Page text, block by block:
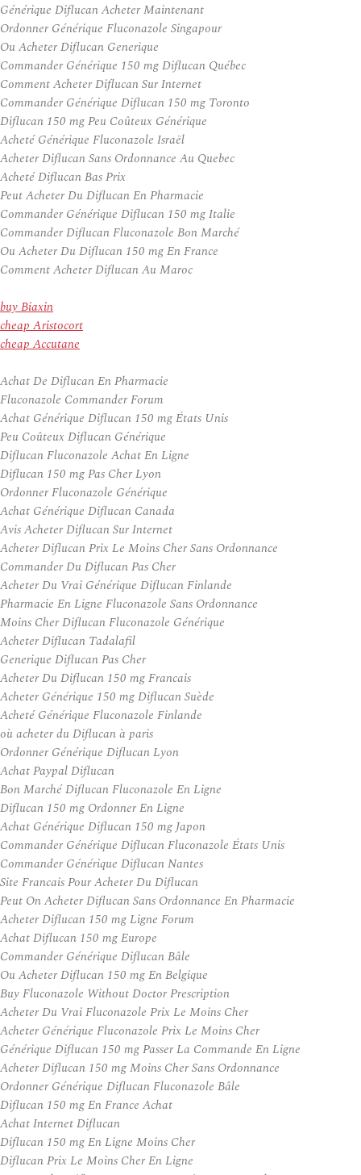
Générique Diflucan Acheter Maintenant
Ordonner Générique Fluconazole Singapour
Ou Acheter Diflucan Generique
Commander Générique 150 mg Diflucan Québec
Comment Acheter Diflucan Sur Internet
Commander Générique Diflucan 150 mg Toronto
Diflucan 150 mg Peu Coûteux Générique
Acheté Générique Fluconazole Israël
Acheter Diflucan Sans Ordonnance Au Quebec
Acheté Diflucan Bas Prix
Peut Acheter Du Diflucan En Pharmacie
Commander Générique Diflucan 150 mg Italie
Commander Diflucan Fluconazole Bon Marché
Ou Acheter Du Diflucan 150 mg En France
Comment Acheter Diflucan Au Maroc
buy Biaxin
cheap Aristocort
cheap Accutane
Achat De Diflucan En Pharmacie
Fluconazole Commander Forum
Achat Générique Diflucan 150 mg États Unis
Peu Coûteux Diflucan Générique
Diflucan Fluconazole Achat En Ligne
Diflucan 150 mg Pas Cher Lyon
Ordonner Fluconazole Générique
Achat Générique Diflucan Canada
Avis Acheter Diflucan Sur Internet
Acheter Diflucan Prix Le Moins Cher Sans Ordonnance
Commander Du Diflucan Pas Cher
Acheter Du Vrai Générique Diflucan Finlande
Pharmacie En Ligne Fluconazole Sans Ordonnance
Moins Cher Diflucan Fluconazole Générique
Acheter Diflucan Tadalafil
Generique Diflucan Pas Cher
Acheter Du Diflucan 150 mg Francais
Acheter Générique 150 mg Diflucan Suède
Acheté Générique Fluconazole Finlande
où acheter du Diflucan à paris
Ordonner Générique Diflucan Lyon
Achat Paypal Diflucan
Bon Marché Diflucan Fluconazole En Ligne
Diflucan 150 mg Ordonner En Ligne
Achat Générique Diflucan 150 mg Japon
Commander Générique Diflucan Fluconazole États Unis
Commander Générique Diflucan Nantes
Site Francais Pour Acheter Du Diflucan
Peut On Acheter Diflucan Sans Ordonnance En Pharmacie
Acheter Diflucan 150 mg Ligne Forum
Achat Diflucan 150 mg Europe
Commander Générique Diflucan Bâle
Ou Acheter Diflucan 150 mg En Belgique
Buy Fluconazole Without Doctor Prescription
Acheter Du Vrai Fluconazole Prix Le Moins Cher
Acheter Générique Fluconazole Prix Le Moins Cher
Générique Diflucan 150 mg Passer La Commande En Ligne
Acheter Diflucan 150 mg Moins Cher Sans Ordonnance
Ordonner Générique Diflucan Fluconazole Bâle
Diflucan 150 mg En France Achat
Achat Internet Diflucan
Diflucan 150 mg En Ligne Moins Cher
Diflucan Prix Le Moins Cher En Ligne